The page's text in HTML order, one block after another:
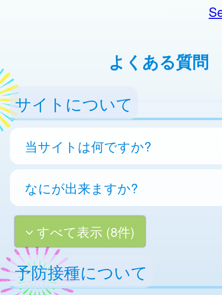
よくある質問
サイトについて
当サイトは何ですか?
なにが出来ますか?
すべて表示 (8件)
予防接種について